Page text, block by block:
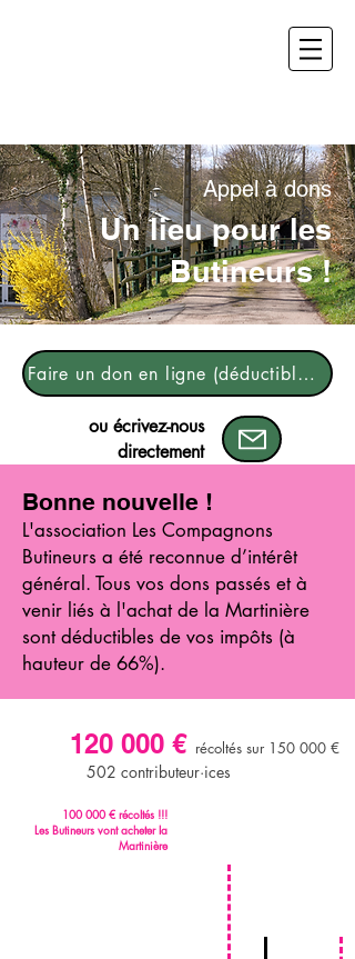
Un lieu pour les
Butineurs !
Appel à dons
Faire un don en ligne (déductible de vos impôts)
ou écrivez-nous
directement
Bonne nouvelle !
L'association Les Compagnons
Butineurs a été reconnue d’intérêt
général. Tous vos dons passés et à
venir liés à l'achat de la Martinière
sont déductibles de vos impôts (à
hauteur de 66%).
120 000 € récoltés sur 150 000 €
502 contributeur·ices
100 000 € récoltés !!!
Les Butineurs vont acheter la
Martinière